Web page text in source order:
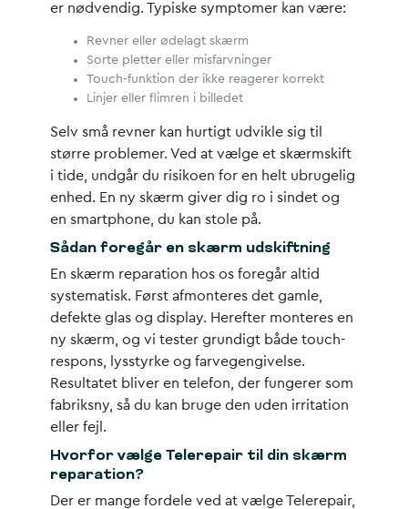
er nødvendig. Typiske symptomer kan være:
Revner eller ødelagt skærm
Sorte pletter eller misfarvninger
Touch-funktion der ikke reagerer korrekt
Linjer eller flimren i billedet
Selv små revner kan hurtigt udvikle sig til
større problemer. Ved at vælge et skærmskift
i tide, undgår du risikoen for en helt ubrugelig
enhed. En ny skærm giver dig ro i sindet og
en smartphone, du kan stole på.
Sådan foregår en skærm udskiftning
En skærm reparation hos os foregår altid
systematisk. Først afmonteres det gamle,
defekte glas og display. Herefter monteres en
ny skærm, og vi tester grundigt både touch-
respons, lysstyrke og farvegengivelse.
Resultatet bliver en telefon, der fungerer som
fabriksny, så du kan bruge den uden irritation
eller fejl.
Hvorfor vælge Telerepair til din skærm
reparation?
Der er mange fordele ved at vælge Telerepair,